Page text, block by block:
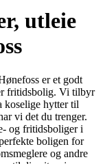
utleie
er et godt
fritidsbolig. Vi tilbyr
koselige hytter til
vi det du trenger.
og fritidsboliger i
boligen for
og andre